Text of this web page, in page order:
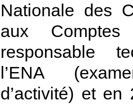
Nationale des
aux
responsable
l’ENA
d’activité) et en